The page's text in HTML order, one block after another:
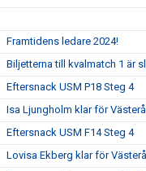
Framtidens ledare 2024!
Biljetterna till kvalmatch 1 är
Eftersnack USM P18 Steg 4
Isa Ljungholm klar för
Eftersnack USM F14 Steg 4
Lovisa Ekberg klar för